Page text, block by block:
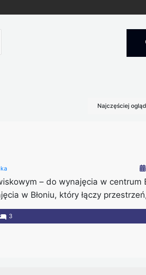
Najczęściej
– do wynajęcia w centrum
w Błoniu, który łączy
w ścisłym centrum miasta, a
mogą korzystać zarówno z
3